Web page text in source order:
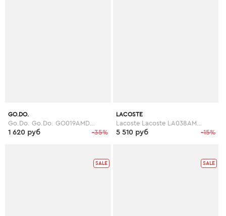
GO.DO.
-35%
1 620 руб
LACOSTE
-15%
5 510 руб
SALE SALE